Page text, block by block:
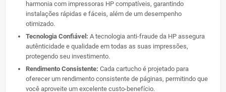
harmonia com impressoras HP compatíveis, garantindo
instalações rápidas e fáceis, além de um desempenho
otimizado.
Tecnologia Confiável: A tecnologia anti-fraude da HP assegura
autênticidade e qualidade em todas as suas impressões,
protegendo seu investimento.
Rendimento Consistente: Cada cartucho é projetado para
oferecer um rendimento consistente de páginas, permitindo que
você aproveite um excelente custo-benefício.